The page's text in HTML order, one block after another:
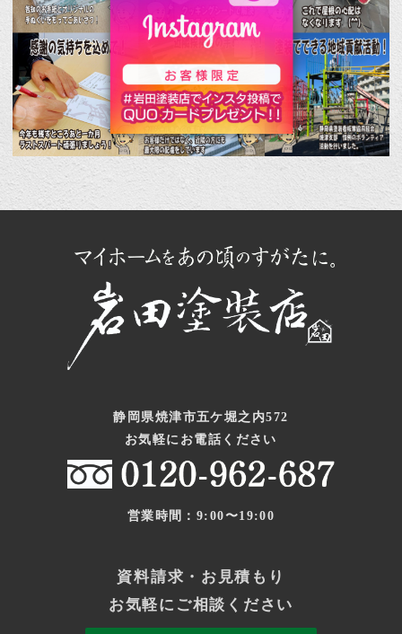
静岡県焼津市五ケ堀之内572
お気軽にお電話ください
営業時間：9:00〜19:00
資料請求・お見積もり
お気軽にご相談ください